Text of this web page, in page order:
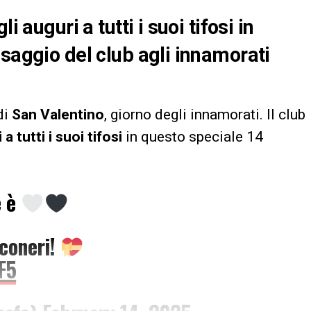
auguri a tutti i suoi tifosi in
del club agli innamorati
San Valentino, giorno degli innamorati. Il club
a tutti i suoi tifosi in questo speciale 14